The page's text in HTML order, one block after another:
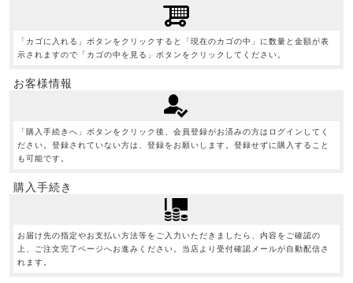
「カゴに入れる」ボタンをクリックすると「現在のカゴの中」に数量と金額が表
示されますので「カゴの中を見る」ボタンをクリックしてください。
お客様情報
「購入手続きへ」ボタンをクリック後、会員登録がお済みの方はログインしてく
ださい。登録されていない方は、登録をお願いします。登録せずに購入すること
も可能です。
購入手続き
お届け先の指定やお支払い方法等をご入力いただきましたら、内容をご確認の
上、ご注文完了ページへお進みください。当店より受付確認メールが自動配信さ
れます。